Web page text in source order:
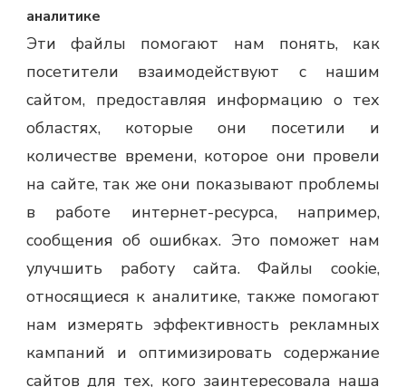
аналитике
Эти файлы помогают нам понять, как
посетители взаимодействуют с нашим
сайтом, предоставляя информацию о тех
областях, которые они посетили и
количестве времени, которое они провели
на сайте, так же они показывают проблемы
в работе интернет-ресурса, например,
сообщения об ошибках. Это поможет нам
улучшить работу сайта. Файлы cookie,
относящиеся к аналитике, также помогают
нам измерять эффективность рекламных
кампаний и оптимизировать содержание
сайтов для тех, кого заинтересовала наша